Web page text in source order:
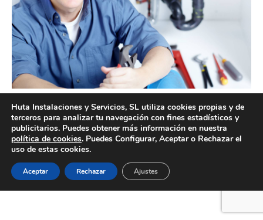
Reparaciones de fontanería Valencia
Información legal
Huta Instalaciones y Servicios, SL utiliza cookies propias y de
terceros para analizar tu navegación con fines estadísticos y
publicitarios. Puedes obtener más información en nuestra
política de cookies. Puedes Configurar, Aceptar o Rechazar el
uso de estas cookies.
Aceptar Rechazar Ajustes